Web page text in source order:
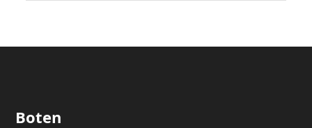
Boten